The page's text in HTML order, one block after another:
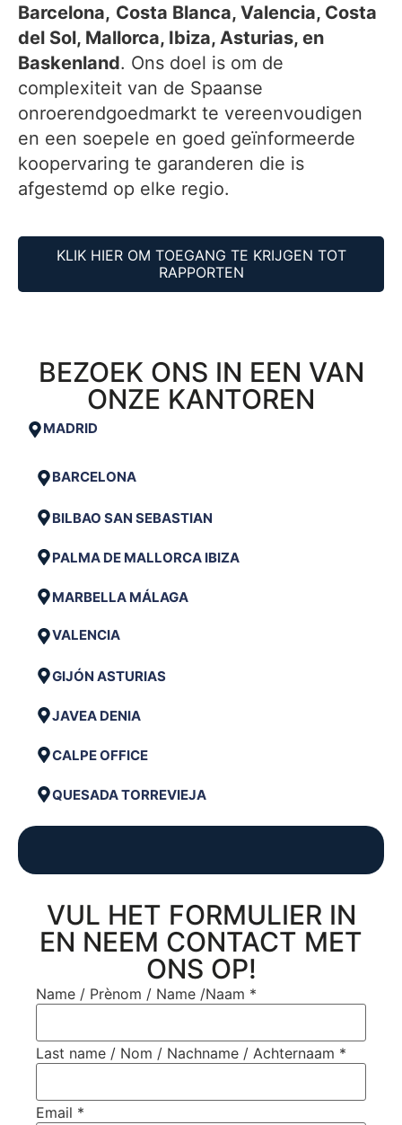
Barcelona, Costa Blanca, Valencia, Costa
del Sol, Mallorca, Ibiza, Asturias, en
Baskenland. Ons doel is om de
complexiteit van de Spaanse
onroerendgoedmarkt te vereenvoudigen
en een soepele en goed geïnformeerde
koopervaring te garanderen die is
afgestemd op elke regio.
KLIK HIER OM TOEGANG TE KRIJGEN TOT
RAPPORTEN
BEZOEK ONS IN EEN VAN
ONZE KANTOREN
MADRID
BARCELONA
BILBAO SAN SEBASTIAN
PALMA DE MALLORCA IBIZA
MARBELLA MÁLAGA
VALENCIA
GIJÓN ASTURIAS
JAVEA DENIA
CALPE OFFICE
QUESADA TORREVIEJA
VUL HET FORMULIER IN
EN NEEM CONTACT MET
ONS OP!
Name / Prènom / Name /Naam *
Last name / Nom / Nachname / Achternaam *
Email *